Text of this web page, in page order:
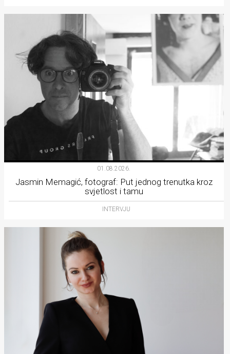
01.08.2026.
Jasmin Memagić, fotograf: Put jednog trenutka kroz
svjetlost i tamu
INTERVJU